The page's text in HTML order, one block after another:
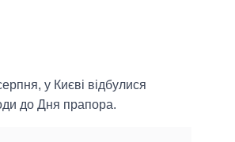
у Києві відбулися
до Дня прапора.